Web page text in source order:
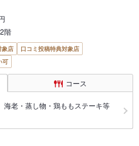
階
象店
口コミ投稿特典対象店
可
コース
老・蒸し物・鶏ももステーキ等